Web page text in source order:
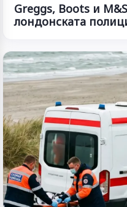
Greggs, Boots и
лондонската